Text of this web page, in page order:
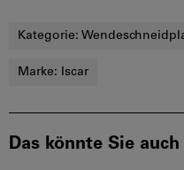
Kategorie:
Marke: Iscar
Das könnte Sie